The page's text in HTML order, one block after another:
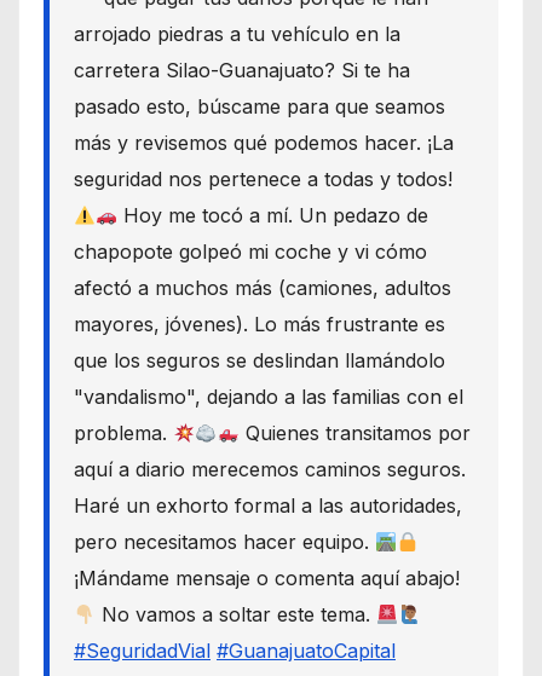
arrojado piedras a tu vehículo en la
carretera Silao-Guanajuato? Si te ha
pasado esto, búscame para que seamos
más y revisemos qué podemos hacer. ¡La
seguridad nos pertenece a todas y todos!
Hoy me tocó a mí. Un pedazo de
chapopote golpeó mi coche y vi cómo
afectó a muchos más (camiones, adultos
mayores, jóvenes). Lo más frustrante es
que los seguros se deslindan llamándolo
"vandalismo", dejando a las familias con el
problema.
Quienes transitamos por
aquí a diario merecemos caminos seguros.
Haré un exhorto formal a las autoridades,
pero necesitamos hacer equipo.
¡Mándame mensaje o comenta aquí abajo!
No vamos a soltar este tema.
#SeguridadVial #GuanajuatoCapital